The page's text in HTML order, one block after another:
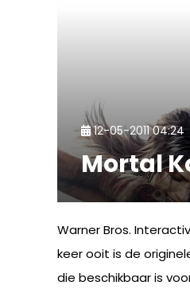
12-05-2011 04:24
Mortal
Warner Bros.
keer ooit is de
die beschikbaar is